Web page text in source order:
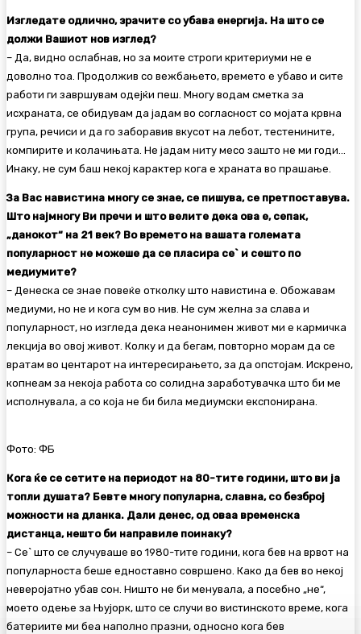
Изгледате одлично, зрачите со убава енергија. На што се
должи Вашиот нов изглед?
– Да, видно ослабнав, но за моите строги критериуми не е
доволно тоа. Продолжив со вежбањето, времето е убаво и сите
работи ги завршувам одејќи пеш. Многу водам сметка за
исхраната, се обидувам да јадам во согласност со мојата крвна
група, речиси и да го заборавив вкусот на лебот, тестенините,
компирите и колачињата. Не јадам ниту месо зашто не ми годи…
Инаку, не сум баш некој карактер кога е храната во прашање.
За Вас навистина многу се знае, се пишува, се претпоставува.
Што најмногу Ви пречи и што велите дека ова е, сепак,
„данокот“ на 21 век? Во времето на вашата големата
популарност не можеше да се пласира се` и сешто по
медиумите?
– Денеска се знае повеќе отколку што навистина е. Обожавам
медиуми, но не и кога сум во нив. Не сум желна за слава и
популарност, но изгледа дека неанонимен живот ми е кармичка
лекција во овој живот. Колку и да бегам, повторно морам да се
вратам во центарот на интересирањето, за да опстојам. Искрено,
копнеам за некоја работа со солидна заработувачка што би ме
исполнувала, а со која не би била медиумски експонирана.
Фото: ФБ
Кога ќе се сетите на периодот на 80-тите години, што ви ја
топли душата? Бевте многу популарна, славна, со безброј
можности на дланка. Дали денес, од оваа временска
дистанца, нешто би направиле поинаку?
– Се` што се случуваше во 1980-тите години, кога бев на врвот на
популарноста беше едноставно совршено. Како да бев во некој
неверојатно убав сон. Ништо не би менувала, а посебно „не“,
моето одење за Њујорк, што се случи во вистинското време, кога
батериите ми беа наполно празни, односно кога бев